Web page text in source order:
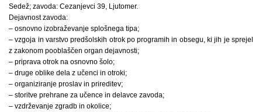
Sedež; zavoda: Cezanjevci 39, Ljutomer.
Dejavnost zavoda:
– osnovno izobraževanje splošnega tipa;
– vzgoja in varstvo predšolskih otrok po programih in obsegu, ki jih je sprejel
z zakonom pooblaščen organ dejavnosti;
– priprava otrok na osnovno šolo;
– druge oblike dela z učenci in otroki;
– organiziranje proslav in prireditev;
– storitve prehrane za učence in delavce zavoda;
– vzdrževanje zgradb in okolice;